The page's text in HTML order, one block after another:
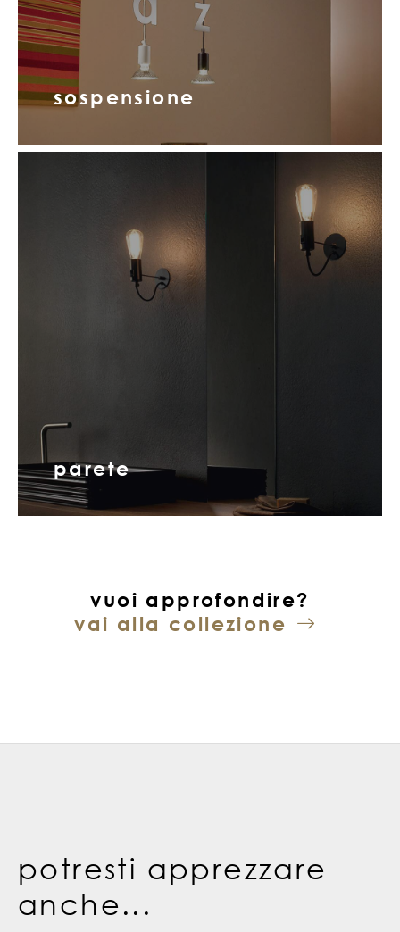
sospensione
parete
vuoi approfondire?
vai alla collezione
potresti apprezzare
anche...